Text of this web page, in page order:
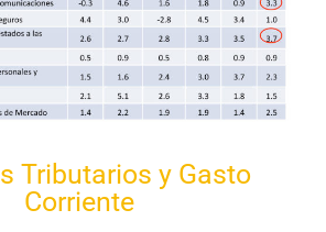
Tributarios y Gasto
Corriente